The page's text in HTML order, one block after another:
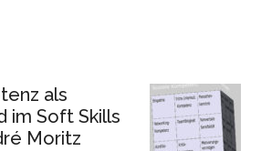
als
im Soft Skills
Moritz